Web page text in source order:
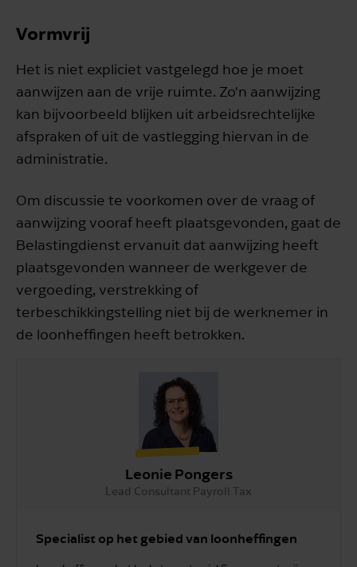
Vormvrij
Het is niet expliciet vastgelegd hoe je moet
aanwijzen aan de vrije ruimte. Zo'n aanwijzing
kan bijvoorbeeld blijken uit arbeidsrechtelijke
afspraken of uit de vastlegging hiervan in de
administratie.
Om discussie te voorkomen over de vraag of
aanwijzing vooraf heeft plaatsgevonden, gaat de
Belastingdienst ervanuit dat aanwijzing heeft
plaatsgevonden wanneer de werkgever de
vergoeding, verstrekking of
terbeschikkingstelling niet bij de werknemer in
de loonheffingen heeft betrokken.
Leonie Pongers
Lead Consultant Payroll Tax
Specialist op het gebied van loonheffingen